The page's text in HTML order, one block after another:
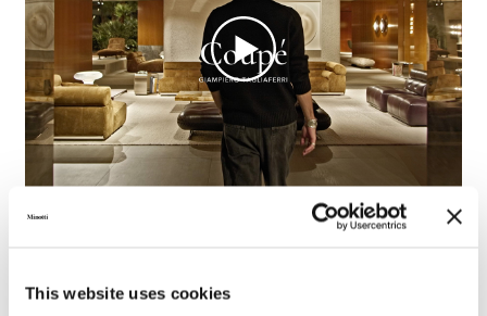
This website uses cookies